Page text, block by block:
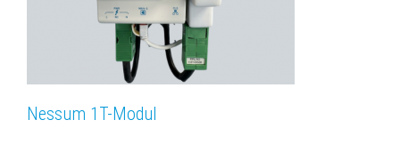
Nessum 1T-Modul